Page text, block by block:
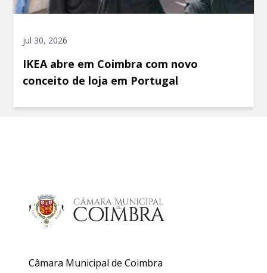
jul 30, 2026
IKEA abre em Coimbra com novo
conceito de loja em Portugal
Câmara Municipal de Coimbra